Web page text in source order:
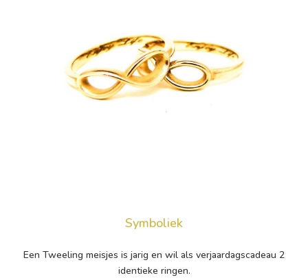
Symboliek
Een Tweeling meisjes is jarig en wil als verjaardagscadeau 2
identieke ringen.